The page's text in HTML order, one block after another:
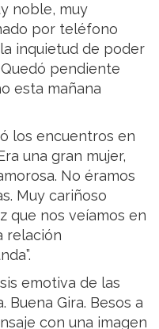
noble, muy
por teléfono
inquietud de poder
pendiente
esta mañana
los encuentros en
una gran mujer,
No éramos
Muy cariñoso
que nos veíamos en
relación
emotiva de las
Buena Gira. Besos a
con una imagen